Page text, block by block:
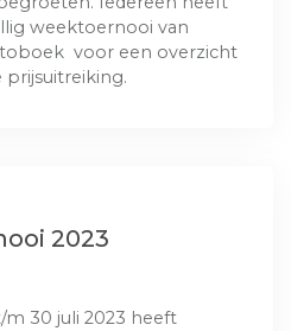
weektoernooi van
voor een overzicht
prijsuitreiking.
2023
m 30 juli 2023 heeft